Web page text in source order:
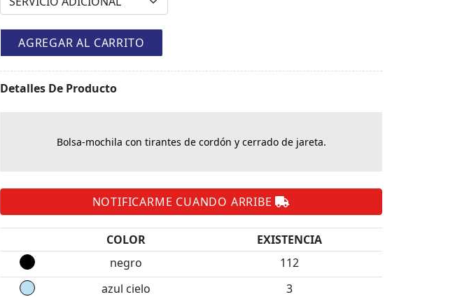
AGREGAR AL CARRITO
Detalles De Producto
Bolsa-mochila con tirantes de cordón y cerrado de jareta.
NOTIFICARME CUANDO ARRIBE
COLOR
EXISTENCIA
negro
112
azul cielo
3